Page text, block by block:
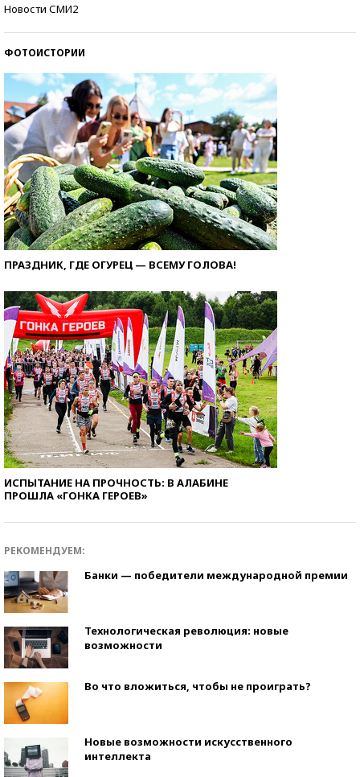
Новости СМИ2
ФОТОИСТОРИИ
ПРАЗДНИК, ГДЕ ОГУРЕЦ — ВСЕМУ ГОЛОВА!
ИСПЫТАНИЕ НА ПРОЧНОСТЬ: В АЛАБИНЕ
ПРОШЛА «ГОНКА ГЕРОЕВ»
РЕКОМЕНДУЕМ:
Банки — победители международной премии
Технологическая революция: новые
возможности
Во что вложиться, чтобы не проиграть?
Новые возможности искусственного
интеллекта